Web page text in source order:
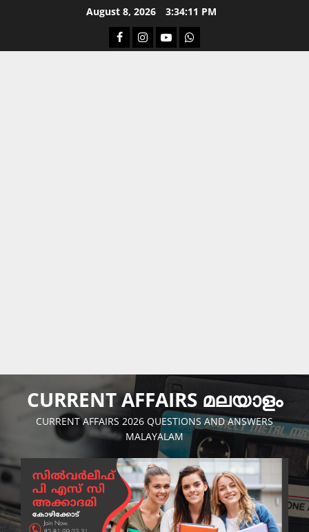
August 8, 2026 3:34:11 PM
Facebook
Instagram
YoutubeWhatsapp
CURRENT AFFAIRS മലയാളം
CURRENT AFFAIRS 2026 QUESTIONS AND ANSWERS
MALAYALAM